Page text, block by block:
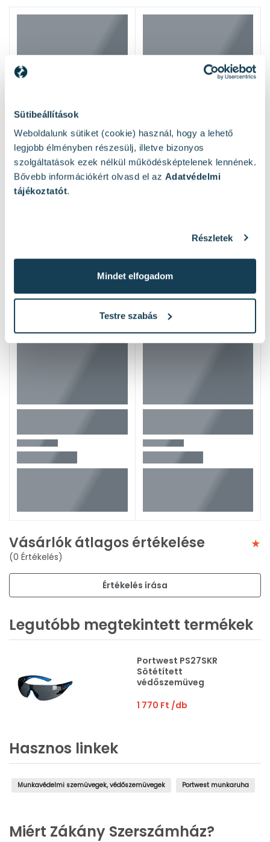
Sütibeállítások
Weboldalunk sütiket (cookie) használ, hogy a lehető
legjobb élményben részesülj, illetve bizonyos
szolgáltatások ezek nélkül működésképtelenek lennének.
Bővebb információkért olvasd el az Adatvédelmi
tájékoztatót.
Részletek
Mindet elfogadom
Testre szabás
Hasonló termékek
Vásárlók átlagos értékelése
(0 Értékelés)
Értékelés írása
Legutóbb megtekintett termékek
Portwest PS27SKR
Sötétített
védőszemüveg
1 770 Ft /db
Hasznos linkek
Munkavédelmi szemüvegek, védőszemüvegek Portwest munkaruha
Miért Zákány Szerszámház?